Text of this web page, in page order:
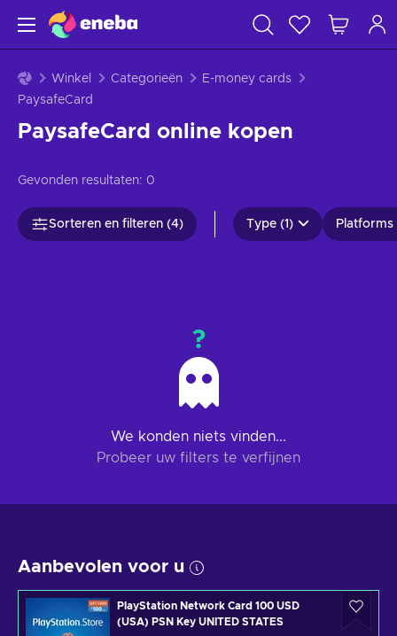
Winkel Categorieën
E-money cards
PaysafeCard
PaysafeCard online kopen
Gevonden resultaten: 0
Sorteren en filteren (4) Type (1) Platforms
?
We konden niets vinden...
Probeer uw filters te verfijnen
Aanbevolen voor u
PlayStation Network Card 100 USD
(USA) PSN Key UNITED STATES